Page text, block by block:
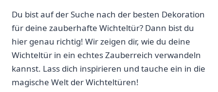
Du ⁣bist ​auf der Suche nach der‌ besten Dekoration
für ⁤deine​ zauberhafte Wichteltür? Dann bist du
hier ⁣genau richtig!​ Wir⁤ zeigen dir, wie du deine
Wichteltür in ein echtes Zauberreich ⁣verwandeln
kannst. Lass‍ dich ‌inspirieren und⁣ tauche ein in die
magische Welt der‍ Wichteltüren!